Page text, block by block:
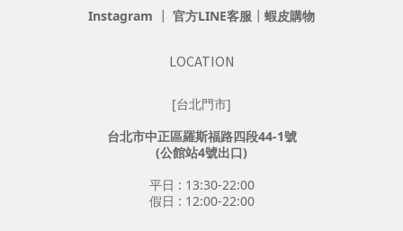
Instagram ┃ 官方LINE客服 ┃ 蝦皮購物
LOCATION
[台北門市]
台北市中正區羅斯福路四段44-1號
(公館站4號出口)
平日 : 13:30-22:00
假日 : 12:00-22:00